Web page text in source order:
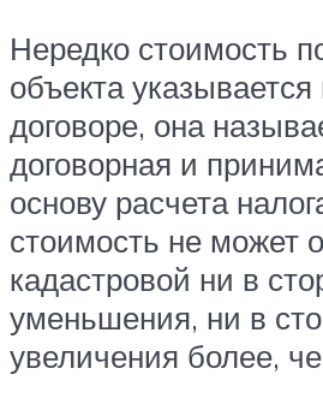
Нередко стоимость
объекта
договоре, она
договорная и
основу расчета
стоимость не может
кадастровой ни в
уменьшения, ни в
увеличения более,